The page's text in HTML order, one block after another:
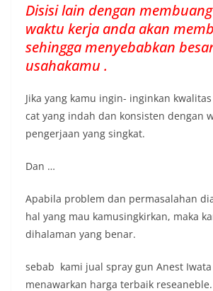
Disisi lain dengan
waktu kerja anda akan
sehingga menyebabkan
usahakamu .
Jika yang kamu ingin- inginkan
cat yang indah dan konsisten dengan
pengerjaan yang singkat.
Dan …
Apabila problem dan permasalahan
hal yang mau kamusingkirkan, maka
dihalaman yang benar.
sebab kami jual spray gun Anest
menawarkan harga terbaik reseaneble.